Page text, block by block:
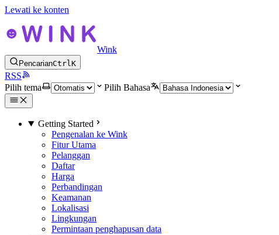
Lewati ke konten
Wink
PencarianCtrlK
RSS
Pilih tema
Pilih Bahasa
Getting Started
Pengenalan ke Wink
Fitur Utama
Pelanggan
Daftar
Harga
Perbandingan
Keamanan
Lokalisasi
Lingkungan
Permintaan penghapusan data